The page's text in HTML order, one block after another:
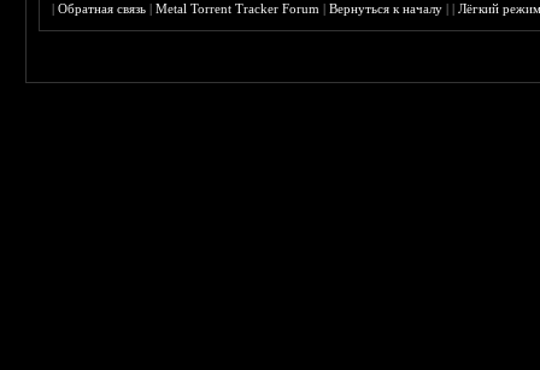
|Обратная связь |Metal Torrent Tracker Forum |Вернуться к началу ||Лёгкий